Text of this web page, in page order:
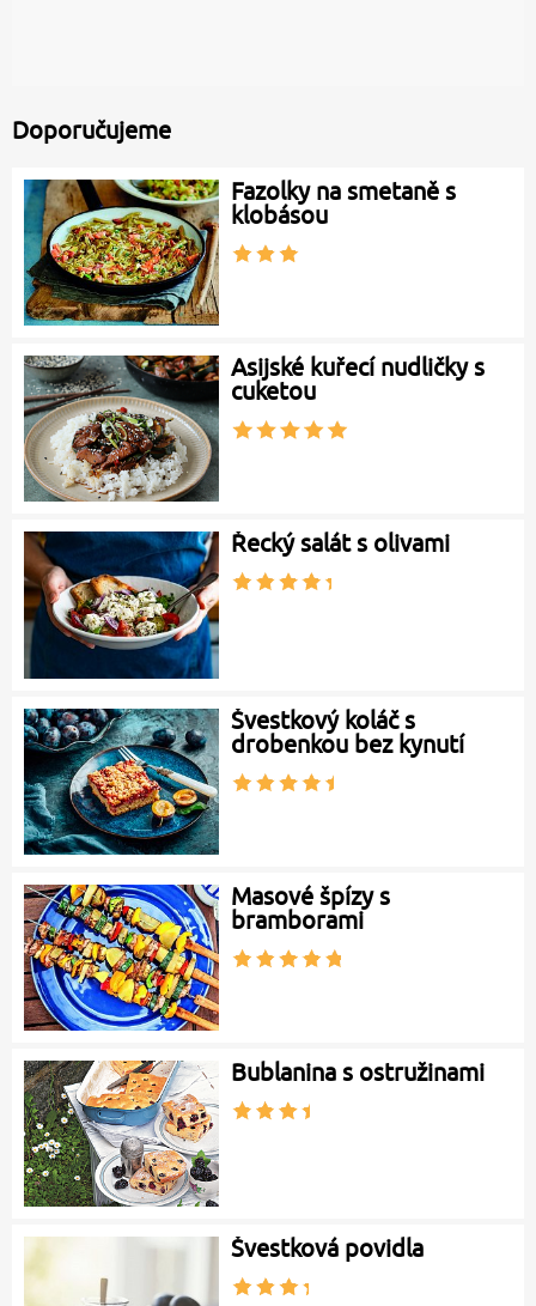
Doporučujeme
Fazolky na smetaně s
klobásou
Asijské kuřecí nudličky s
cuketou
Řecký salát s olivami
Švestkový koláč s
drobenkou bez kynutí
Masové špízy s
bramborami
Bublanina s ostružinami
Švestková povidla